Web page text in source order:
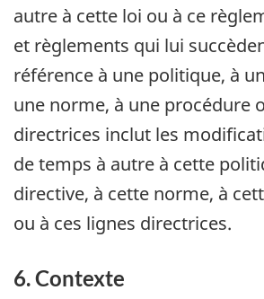
autre à cette loi ou à ce
et règlements qui lui
référence à une politique, à
une norme, à une procédure
directrices inclut les
de temps à autre à cette
directive, à cette norme, à
ou à ces lignes directrices.
6. Contexte